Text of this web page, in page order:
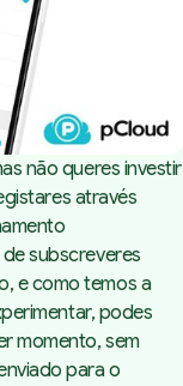
não queres investir
através
subscreveres
e como temos a
podes
momento, sem
para o